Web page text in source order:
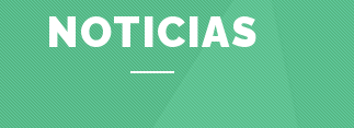
NOTICIAS